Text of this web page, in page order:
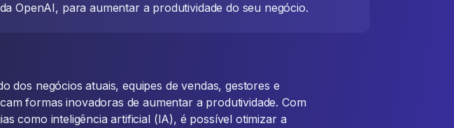
OpenAI, para aumentar a produtividade do seu negócio.
dos negócios atuais, equipes de vendas, gestores e
formas inovadoras de aumentar a produtividade. Com
como inteligência artificial (IA), é possível otimizar a